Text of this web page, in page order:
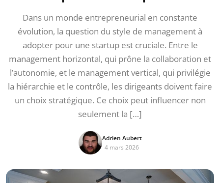
Dans un monde entrepreneurial en constante
évolution, la question du style de management à
adopter pour une startup est cruciale. Entre le
management horizontal, qui prône la collaboration et
l’autonomie, et le management vertical, qui privilégie
la hiérarchie et le contrôle, les dirigeants doivent faire
un choix stratégique. Ce choix peut influencer non
seulement la […]
Adrien Aubert
4 mars 2026